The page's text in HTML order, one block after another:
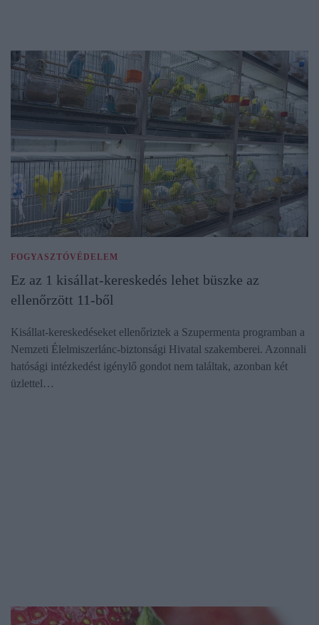
FOGYASZTÓVÉDELEM
Ez az 1 kisállat-kereskedés lehet büszke az
ellenőrzött 11-ből
Kisállat-kereskedéseket ellenőriztek a Szupermenta programban a
Nemzeti Élelmiszerlánc-biztonsági Hivatal szakemberei. Azonnali
hatósági intézkedést igénylő gondot nem találtak, azonban két
üzlettel…